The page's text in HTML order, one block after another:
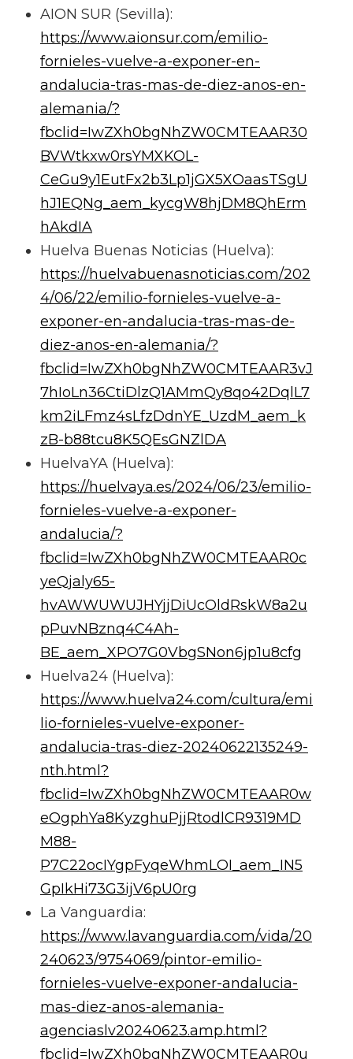
AION SUR (Sevilla):
https://www.aionsur.com/emilio-
fornieles-vuelve-a-exponer-en-
andalucia-tras-mas-de-diez-anos-en-
alemania/?
fbclid=IwZXh0bgNhZW0CMTEAAR30
BVWtkxw0rsYMXKOL-
CeGu9y1EutFx2b3Lp1jGX5XOaasTSgU
hJ1EQNg_aem_kycgW8hjDM8QhErm
hAkdIA
Huelva Buenas Noticias (Huelva):
https://huelvabuenasnoticias.com/202
4/06/22/emilio-fornieles-vuelve-a-
exponer-en-andalucia-tras-mas-de-
diez-anos-en-alemania/?
fbclid=IwZXh0bgNhZW0CMTEAAR3vJ
7hIoLn36CtiDlzQ1AMmQy8qo42DqlL7
km2iLFmz4sLfzDdnYE_UzdM_aem_k
zB-b88tcu8K5QEsGNZlDA
HuelvaYA (Huelva):
https://huelvaya.es/2024/06/23/emilio-
fornieles-vuelve-a-exponer-
andalucia/?
fbclid=IwZXh0bgNhZW0CMTEAAR0c
yeQjaly65-
hvAWWUWUJHYjjDiUcOldRskW8a2u
pPuvNBznq4C4Ah-
BE_aem_XPO7G0VbgSNon6jp1u8cfg
Huelva24 (Huelva):
https://www.huelva24.com/cultura/emi
lio-fornieles-vuelve-exponer-
andalucia-tras-diez-20240622135249-
nth.html?
fbclid=IwZXh0bgNhZW0CMTEAAR0w
eOgphYa8KyzghuPjjRtodlCR9319MD
M88-
P7C22ocIYgpFyqeWhmLOI_aem_IN5
GpIkHi73G3ijV6pU0rg
La Vanguardia:
https://www.lavanguardia.com/vida/20
240623/9754069/pintor-emilio-
fornieles-vuelve-exponer-andalucia-
mas-diez-anos-alemania-
agenciaslv20240623.amp.html?
fbclid=IwZXh0bgNhZW0CMTEAAR0u